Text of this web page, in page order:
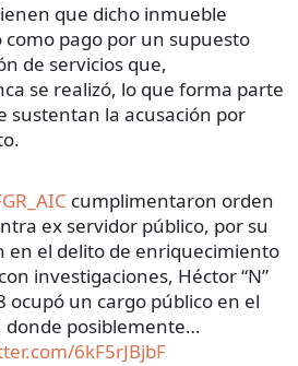
que dicho inmueble
pago por un supuesto
de servicios que,
se realizó, lo que forma parte
sustentan la acusación por
cumplimentaron orden
ex servidor público, por su
en el delito de enriquecimiento
investigaciones, Héctor “N”
ocupó un cargo público en el
donde posiblemente…
6kF5rJBjbF